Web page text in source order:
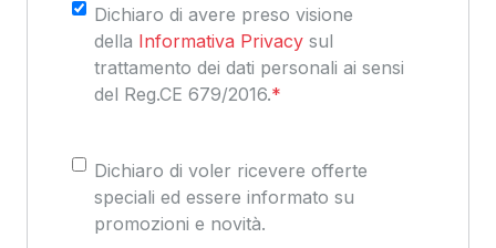
Consenso*
Dichiaro di avere preso visione
della Informativa Privacy sul
trattamento dei dati personali ai sensi
del Reg.CE 679/2016.*
Consenso
Dichiaro di voler ricevere offerte
speciali ed essere informato su
promozioni e novità.